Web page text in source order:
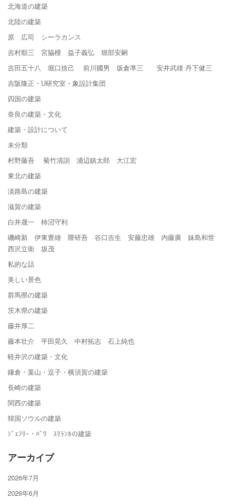
北海道の建築
北陸の建築
原 広司 シーラカンス
吉村順三 宮脇檀 益子義弘 堀部安嗣
吉田五十八 堀口捨己 前川國男 坂倉準三 安井武雄 丹下健三
吉阪隆正・U研究室・象設計集団
四国の建築
奈良の建築・文化
建築・設計について
未分類
村野藤吾 菊竹清訓 浦辺鎮太郎 大江宏
東北の建築
淡路島の建築
滋賀の建築
白井晟一 柿沼守利
磯崎新 伊東豊雄 隈研吾 谷口吉生 安藤忠雄 内藤廣 妹島和世
西沢立衛 坂茂
私的な話
美しい景色
群馬県の建築
茨木県の建築
藤井厚二
藤本壮介 平田晃久 中村拓志 石上純也
軽井沢の建築・文化
鎌倉・葉山・逗子・横須賀の建築
長崎の建築
関西の建築
韓国ソウルの建築
ｼﾞｪﾌﾘｰ・ﾊﾞﾜ ｽﾘﾗﾝｶの建築
アーカイブ
2026年7月
2026年6月